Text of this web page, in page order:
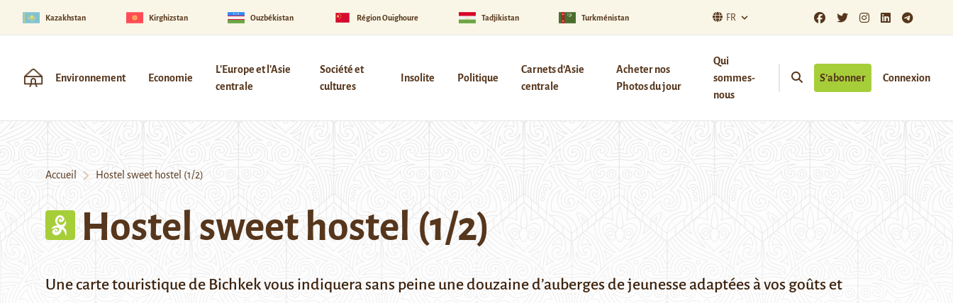
Kazakhstan Kirghizstan Ouzbékistan Région Ouïghoure Tadjikistan Turkménistan FR
Environnement Economie
L'Europe et l'Asie
centrale
Société et
cultures
Insolite Politique
Carnets d’Asie
centrale
Acheter nos
Photos du jour
Qui
sommes-
nous
S’abonner Connexion
Accueil Hostel sweet hostel (1/2)
Hostel sweet hostel (1/2)
Une carte touristique de Bichkek vous indiquera sans peine une douzaine d’auberges de jeunesse adaptées à vos goûts et